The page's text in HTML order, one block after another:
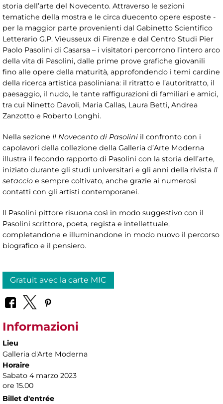
storia dell’arte del Novecento. Attraverso le sezioni
tematiche della mostra e le circa duecento opere esposte -
per la maggior parte provenienti dal Gabinetto Scientifico
Letterario G.P. Vieusseux di Firenze e dal Centro Studi Pier
Paolo Pasolini di Casarsa – i visitatori percorrono l’intero arco
della vita di Pasolini, dalle prime prove grafiche giovanili
fino alle opere della maturità, approfondendo i temi cardine
della ricerca artistica pasoliniana: il ritratto e l’autoritratto, il
paesaggio, il nudo, le tante raffigurazioni di familiari e amici,
tra cui Ninetto Davoli, Maria Callas, Laura Betti, Andrea
Zanzotto e Roberto Longhi.
Nella sezione Il Novecento di Pasolini il confronto con i
capolavori della collezione della Galleria d’Arte Moderna
illustra il fecondo rapporto di Pasolini con la storia dell’arte,
iniziato durante gli studi universitari e gli anni della rivista Il
setaccio e sempre coltivato, anche grazie ai numerosi
contatti con gli artisti contemporanei.
Il Pasolini pittore risuona così in modo suggestivo con il
Pasolini scrittore, poeta, regista e intellettuale,
completandone e illuminandone in modo nuovo il percorso
biografico e il pensiero.
Gratuit avec la carte MIC
Informazioni
Lieu
Galleria d'Arte Moderna
Horaire
Sabato 4 marzo 2023
ore 15.00
Billet d'entrée